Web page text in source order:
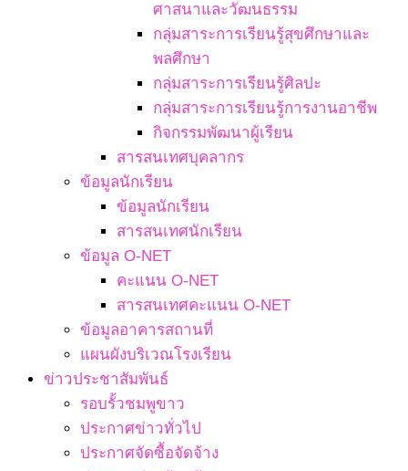
ศาสนาและวัฒนธรรม
กลุ่มสาระการเรียนรู้สุขศึกษาและ
พลศึกษา
กลุ่มสาระการเรียนรู้ศิลปะ
กลุ่มสาระการเรียนรู้การงานอาชีพ
กิจกรรมพัฒนาผู้เรียน
สารสนเทศบุคลากร
ข้อมูลนักเรียน
ข้อมูลนักเรียน
สารสนเทศนักเรียน
ข้อมูล O-NET
คะแนน O-NET
สารสนเทศคะแนน O-NET
ข้อมูลอาคารสถานที่
แผนผังบริเวณโรงเรียน
ข่าวประชาสัมพันธ์
รอบรั้วชมพูขาว
ประกาศข่าวทั่วไป
ประกาศจัดซื้อจัดจ้าง